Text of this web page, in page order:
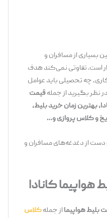
از مسافران و
تفاوتی نمی‌کند هدف
تحصیلی باید عوامل
بگیرید از جملهقیمت
زمان خرید بلیط،
کلاس پروازی و…
دغدغه‌های مسافران و
کانادا
از جملهکلاس